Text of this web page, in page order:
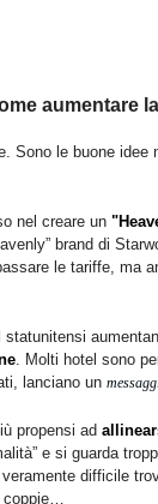
aumentare
Sono le buone idee
nel creare un
brand di
le tariffe, ma
. Molti hotel sono
lanciano un
propensi ad
e si guarda
difficile
coppie…